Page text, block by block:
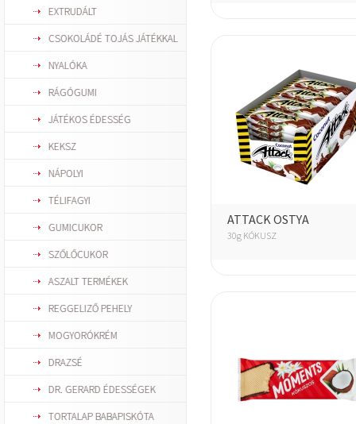
EXTRUDÁLT
CSOKOLÁDÉ TOJÁS JÁTÉKKAL
NYALÓKA
RÁGÓGUMI
JÁTÉKOS ÉDESSÉG
KEKSZ
NÁPOLYI
TÉLIFAGYI
GUMICUKOR
SZŐLŐCUKOR
ASZALT TERMÉKEK
REGGELIZŐ PEHELY
MOGYORÓKRÉM
DRAZSÉ
DR. GERARD ÉDESSÉGEK
TORTALAP BABAPISKÓTA
ATTACK OSTYA
30g KÓKUSZ